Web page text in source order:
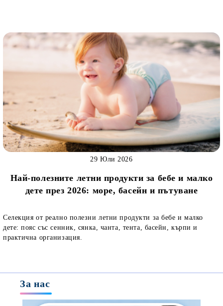
Най-полезните летни продукти за бебе и малко
дете през 2026: море, басейн и пътуване
29 Юли 2026
Селекция от реално полезни летни продукти за бебе и малко
дете: пояс със сенник, сянка, чанта, тента, басейн, кърпи и
практична организация.
За нас